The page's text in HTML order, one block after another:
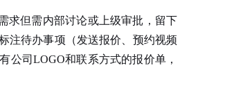
但需内部讨论或上级审批，留下
注待办事项（发送报价、预约视频
公司LOGO和联系方式的报价单，